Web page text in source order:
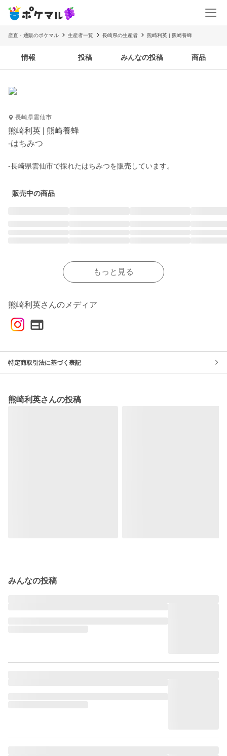
産直・通販のポケマル 生産者一覧 長崎県の生産者 熊崎利英 | 熊崎養蜂
情報 投稿 みんなの投稿 商品
長崎県雲仙市
熊崎利英 | 熊崎養蜂
-はちみつ
-長崎県雲仙市で採れたはちみつを販売しています。
販売中の商品
もっと見る
熊崎利英さんのメディア
特定商取引法に基づく表記
熊崎利英さんの投稿
みんなの投稿